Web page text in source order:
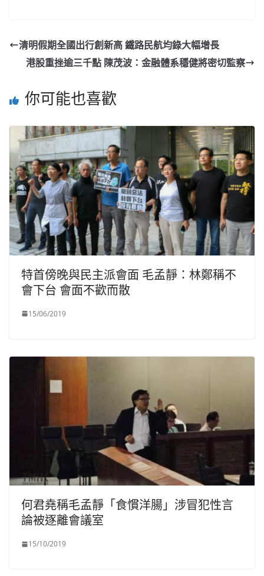
清明假期全國出行創新高 鐵路民航均錄大幅增長
港股重挫逾三千點 陳茂波：金融體系穩健將密切監察
你可能也喜歡
特首傍晚與民主派會面 毛孟靜：林鄭稱不
會下台 會面不歡而散
15/06/2019
何君堯稱毛孟靜「食慣洋腸」涉冒犯性言
論被逐離會議室
15/10/2019